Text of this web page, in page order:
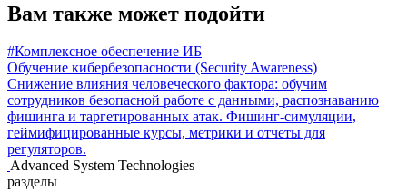
Вам также может подойти
#Комплексное обеспечение ИБ
Обучение кибербезопасности (Security Awareness)
Снижение влияния человеческого фактора: обучим
сотрудников безопасной работе с данными, распознаванию
фишинга и таргетированных атак. Фишинг-симуляции,
геймифицированные курсы, метрики и отчеты для
регуляторов.
Advanced System Technologies
разделы